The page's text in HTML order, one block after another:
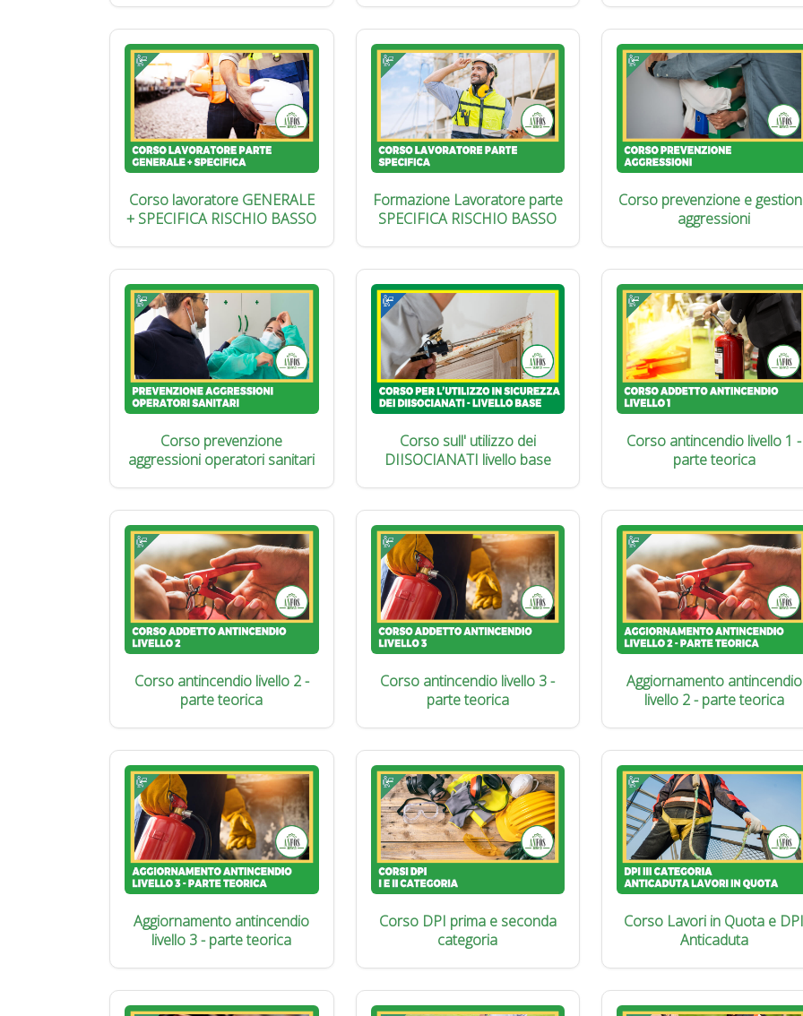
Corso lavoratore GENERALE
+ SPECIFICA RISCHIO BASSO
Formazione Lavoratore parte
SPECIFICA RISCHIO BASSO
Corso prevenzione e
aggressioni
Corso prevenzione
aggressioni operatori sanitari
Corso sull' utilizzo dei
DIISOCIANATI livello base
Corso antincendio livello 1 -
parte teorica
Corso antincendio livello 2 -
parte teorica
Corso antincendio livello 3 -
parte teorica
Aggiornamento antincendio
livello 2 - parte teorica
Aggiornamento antincendio
livello 3 - parte teorica
Corso DPI prima e seconda
categoria
Corso Lavori in Quota e
Anticaduta